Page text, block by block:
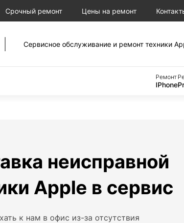
Срочный ремонт Цены на ремонт
Сервисное обслуживание и ремонт техники
Ремонт
IPhone
неисправной
Apple в сервис
к нам в офис из-за отсутствия